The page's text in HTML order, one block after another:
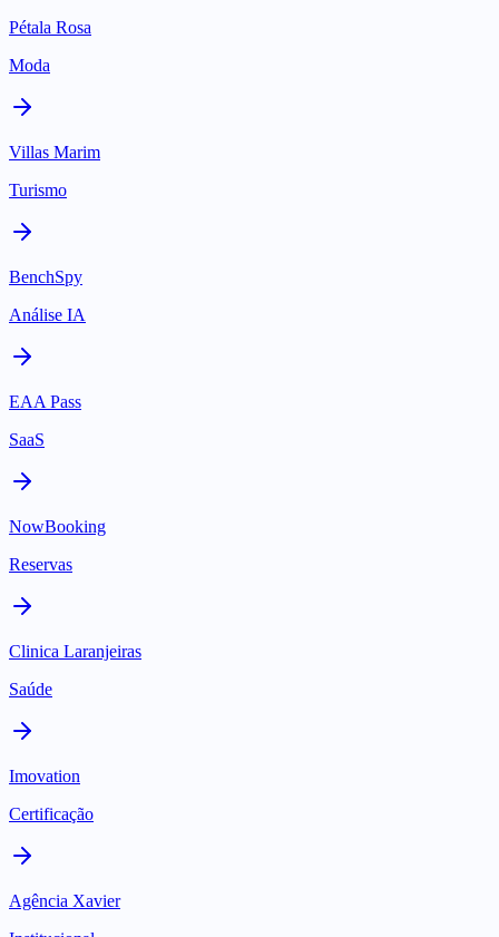
Pétala Rosa
Moda
Villas Marim
Turismo
BenchSpy
Análise IA
EAA Pass
SaaS
NowBooking
Reservas
Clinica Laranjeiras
Saúde
Imovation
Certificação
Agência Xavier